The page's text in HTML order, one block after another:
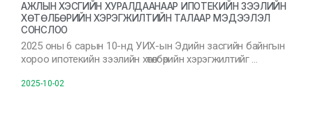
АЖЛЫН ХЭСГИЙН ХУРАЛДААНААР ИПОТЕКИЙН ЗЭЭЛИЙН
ХӨТӨЛБӨРИЙН ХЭРЭГЖИЛТИЙН ТАЛААР МЭДЭЭЛЭЛ
СОНСЛОО
2025 оны 6 сарын 10-нд УИХ-ын Эдийн засгийн байнгын
хороо ипотекийн зээлийн хөтөлбөрийн хэрэгжилтийг …
2025-10-02